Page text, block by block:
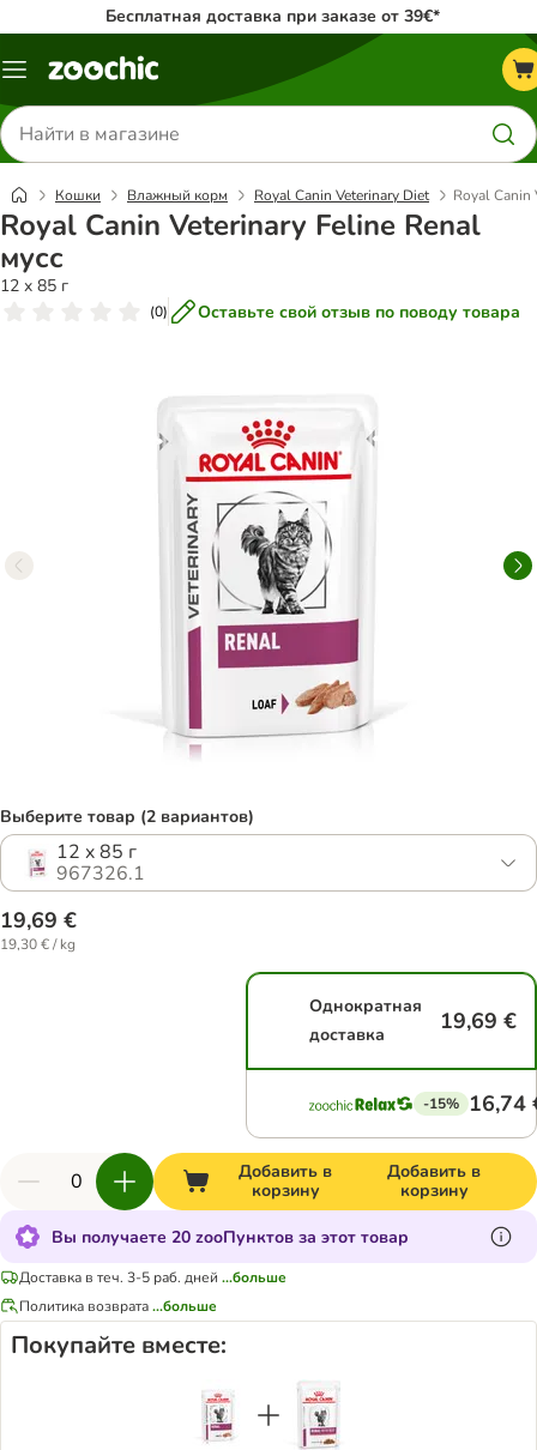
Бесплатная доставка при заказе от 39€*
Каталог
Поиск
товаров
Кошки Влажный корм Royal Canin Veterinary Diet Royal Canin
Royal Canin Veterinary Feline Renal
мусс
12 x 85 г
(0) Оставьте свой отзыв по поводу товара
Выберите товар (2 вариантов)
12 x 85 г
967326.1
19,69 €
19,30 € / kg
Однократная
доставка
19,69 €
-15% 16,74
Добавить в
корзину
Добавить в
корзину
Вы получаете 20 zooПунктов за этот товар
Доставка в теч. 3-5 раб. дней ...больше
Политика возврата...больше
Покупайте вместе: